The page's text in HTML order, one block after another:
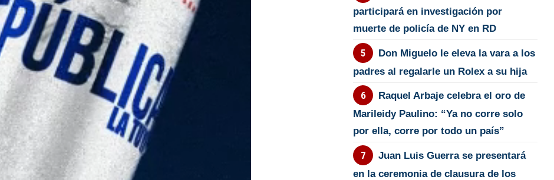
participará en investigación por
muerte de policía de NY en RD
Don Miguelo le eleva la vara a los
padres al regalarle un Rolex a su hija
Raquel Arbaje celebra el oro de
Marileidy Paulino: “Ya no corre solo
por ella, corre por todo un país”
Juan Luis Guerra se presentará
en la ceremonia de clausura de los